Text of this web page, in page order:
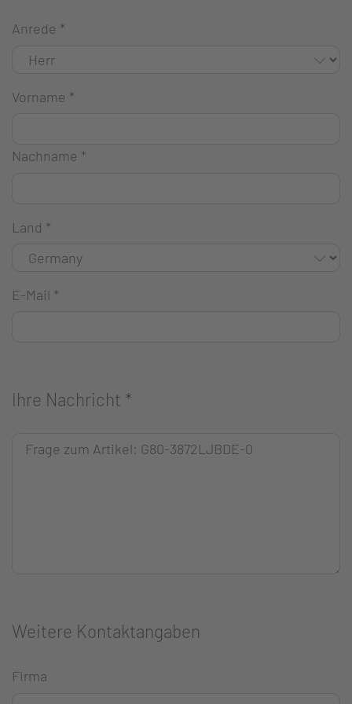
Anrede *
Vorname *
Nachname *
Land *
E-Mail *
Ihre Nachricht *
Weitere Kontaktangaben
Firma